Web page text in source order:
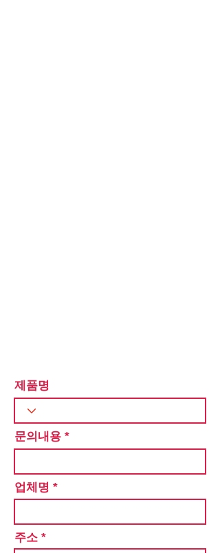
제품명
문의내용
업체명
주소